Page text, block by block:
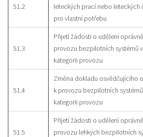
51.2
leteckých prací nebo leteckých
pro vlastní potřebu
51.3
Přijetí žádosti o udělení
provozu bezpilotních systémů
kategorii provozu
51.4
Změna dokladu osvědčujícího
k provozu bezpilotních
kategorii provozu
51.5
Přijetí žádosti o udělení
provozu lehkých bezpilotních